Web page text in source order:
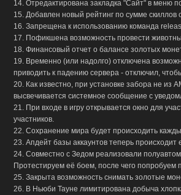
14. Отредактирована закладка "Сайт" в меню
15. Добавлен новый рейтинг по сумме
16. Запрещена к использованию команда
17. Пофикшена возможность провести
18. Финансовый отчет о балансе золотых
19. Временно (или надолго) отключена
приводить к падению сервера - отключил,
20. Как известно, при установке забора не
высвечивается системное сообщение с
21. При входе в игру открывается окно для
участников.
22. Сохранение мира будет происходить
23. Апдейт базы аккаунтов теперь
24. Совместно с Зедом реализовали
Протестируем её боем, после чего попробуем
25. Закрыта возможность снимать золотые
26. В Ньюби Тауне лимитирована добыча